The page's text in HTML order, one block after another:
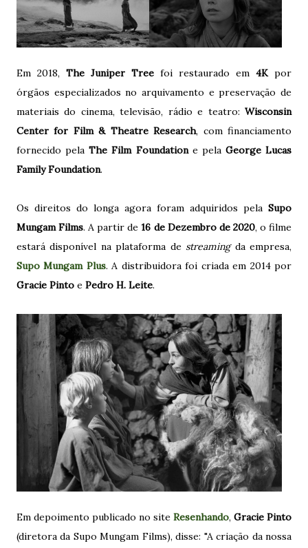
Em 2018, The Juniper Tree foi restaurado em 4K por
órgãos especializados no arquivamento e preservação de
materiais do cinema, televisão, rádio e teatro: Wisconsin
Center for Film & Theatre Research, com financiamento
fornecido pelaThe Film Foundatione pela George Lucas
Family Foundation.
Os direitos do longa agora foram adquiridos pela Supo
Mungam Films. A partir de16 de Dezembro de 2020, o filme
estará disponível na plataforma de streamingda empresa,
Supo Mungam Plus. A distribuidora foi criada em 2014 por
Gracie Pinto e Pedro H. Leite.
Em depoimento publicado no site Resenhando, Gracie Pinto
(diretora da Supo Mungam Films), disse: "A criação da nossa